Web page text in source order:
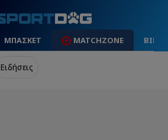
ΜΠΑΣΚΕΤ MATCHZONE
Ειδήσεις